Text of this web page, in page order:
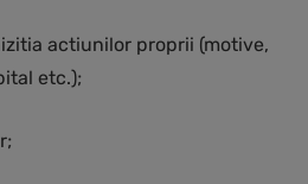
actiunilor proprii (motive,
etc.);